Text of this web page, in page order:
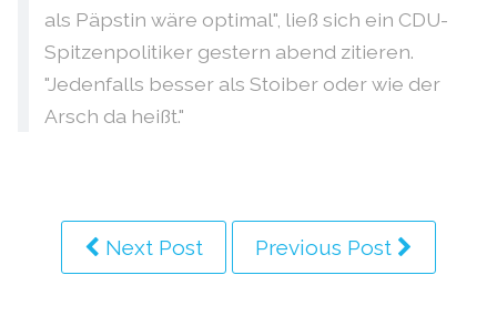
als Päpstin wäre optimal", ließ sich ein CDU-
Spitzenpolitiker gestern abend zitieren.
"Jedenfalls besser als Stoiber oder wie der
Arsch da heißt."
Next Post Previous Post